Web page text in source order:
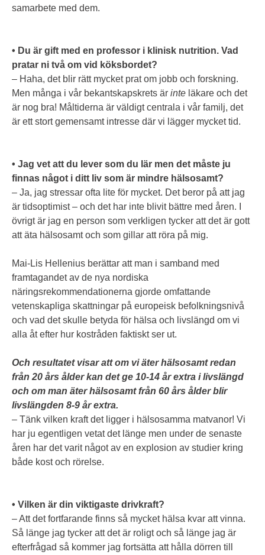
samarbete med dem.
• Du är gift med en professor i klinisk nutrition. Vad
pratar ni två om vid köksbordet?
– Haha, det blir rätt mycket prat om jobb och forskning.
Men många i vår bekantskapskrets är inte läkare och det
är nog bra! Måltiderna är väldigt centrala i vår familj, det
är ett stort gemensamt intresse där vi lägger mycket tid.
• Jag vet att du lever som du lär men det måste ju
finnas något i ditt liv som är mindre hälsosamt?
– Ja, jag stressar ofta lite för mycket. Det beror på att jag
är tidsoptimist – och det har inte blivit bättre med åren. I
övrigt är jag en person som verkligen tycker att det är gott
att äta hälsosamt och som gillar att röra på mig.
Mai-Lis Hellenius berättar att man i samband med
framtagandet av de nya nordiska
näringsrekommendationerna gjorde omfattande
vetenskapliga skattningar på europeisk befolkningsnivå
och vad det skulle betyda för hälsa och livslängd om vi
alla åt efter hur kostråden faktiskt ser ut.
Och resultatet visar att om vi äter hälsosamt redan
från 20 års ålder kan det ge 10-14 år extra i livslängd
och om man äter hälsosamt från 60 års ålder blir
livslängden 8-9 år extra.
– Tänk vilken kraft det ligger i hälsosamma matvanor! Vi
har ju egentligen vetat det länge men under de senaste
åren har det varit något av en explosion av studier kring
både kost och rörelse.
• Vilken är din viktigaste drivkraft?
– Att det fortfarande finns så mycket hälsa kvar att vinna.
Så länge jag tycker att det är roligt och så länge jag är
efterfrågad så kommer jag fortsätta att hålla dörren till